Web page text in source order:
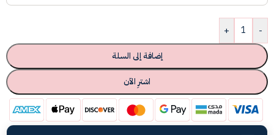
-
+
إضافة إلى السلة
اشترِ الآن